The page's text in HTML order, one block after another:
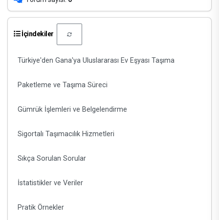
İçindekiler
Türkiye'den Gana'ya Uluslararası Ev Eşyası Taşıma
Paketleme ve Taşıma Süreci
Gümrük İşlemleri ve Belgelendirme
Sigortalı Taşımacılık Hizmetleri
Sıkça Sorulan Sorular
İstatistikler ve Veriler
Pratik Örnekler